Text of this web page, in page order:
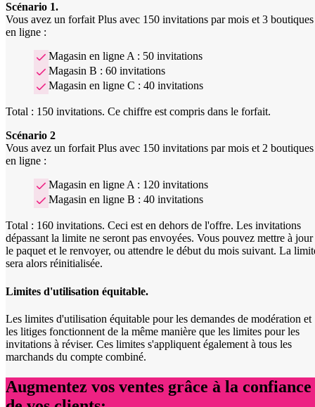
Scénario 1.
Vous avez un forfait Plus avec 150 invitations par mois et 3 boutiques
en ligne :
Magasin en ligne A : 50 invitations
Magasin B : 60 invitations
Magasin en ligne C : 40 invitations
Total : 150 invitations. Ce chiffre est compris dans le forfait.
Scénario 2
Vous avez un forfait Plus avec 150 invitations par mois et 2 boutiques
en ligne :
Magasin en ligne A : 120 invitations
Magasin en ligne B : 40 invitations
Total : 160 invitations. Ceci est en dehors de l'offre. Les invitations
dépassant la limite ne seront pas envoyées. Vous pouvez mettre à jour
le paquet et le renvoyer, ou attendre le début du mois suivant. La
sera alors réinitialisée.
Limites d'utilisation équitable.
Les limites d'utilisation équitable pour les demandes de modération et
les litiges fonctionnent de la même manière que les limites pour les
invitations à réviser. Ces limites s'appliquent également à tous les
marchands du compte combiné.
Augmentez vos ventes grâce à la confiance